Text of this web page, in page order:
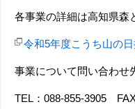
各事業の詳細は高知県森
令和5年度こうち山の
事業について問い合わせ
TEL：088-855-3905